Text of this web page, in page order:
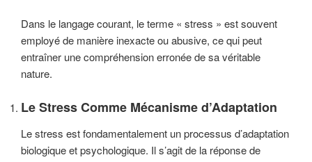
Dans le langage courant, le terme « stress » est souvent
employé de manière inexacte ou abusive, ce qui peut
entraîner une compréhension erronée de sa véritable
nature.
Le Stress Comme Mécanisme d’Adaptation
Le stress est fondamentalement un processus d’adaptation
biologique et psychologique. Il s’agit de la réponse de